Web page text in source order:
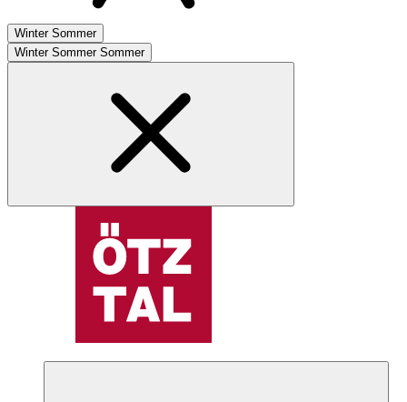
Winter Sommer
Winter Sommer Sommer